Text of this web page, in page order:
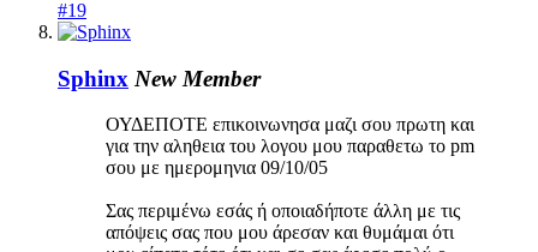
#19
Sphinx New Member
ΟΥΔΕΠΟΤΕ επικοινωνησα μαζι σου πρωτη και
για την αληθεια του λογου μου παραθετω το pm
σου με ημερομηνια 09/10/05
Σας περιμένω εσάς ή οποιαδήποτε άλλη με τις
απόψεις σας που μου άρεσαν και θυμάμαι ότι